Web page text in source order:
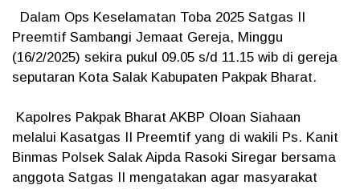
Dalam Ops Keselamatan Toba 2025 Satgas II
Preemtif Sambangi Jemaat Gereja, Minggu
(16/2/2025) sekira pukul 09.05 s/d 11.15 wib di gereja
seputaran Kota Salak Kabupaten Pakpak Bharat.
Kapolres Pakpak Bharat AKBP Oloan Siahaan
melalui Kasatgas II Preemtif yang di wakili Ps. Kanit
Binmas Polsek Salak Aipda Rasoki Siregar bersama
anggota Satgas II mengatakan agar masyarakat